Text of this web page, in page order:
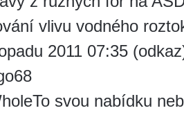
vlivu vodného
2011 07:35
svou nabídku